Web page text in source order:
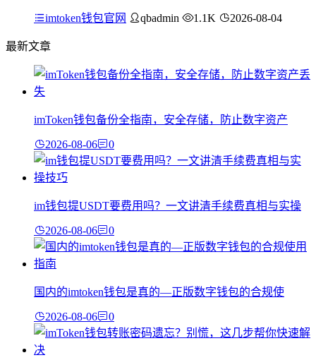
imtoken钱包官网 qbadmin 1.1K 2026-08-04
最新文章
imToken钱包备份全指南，安全存储，防止数字资产
2026-08-06 0
im钱包提USDT要费用吗？一文讲清手续费真相与实操
2026-08-06 0
国内的imtoken钱包是真的—正版数字钱包的合规使
2026-08-06 0